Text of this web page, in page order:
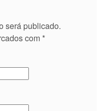
será publicado.
com *